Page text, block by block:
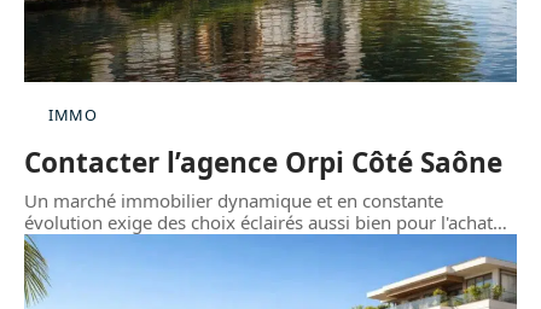
IMMO
Contacter l’agence Orpi Côté Saône
Un marché immobilier dynamique et en constante
évolution exige des choix éclairés aussi bien pour l'achat…